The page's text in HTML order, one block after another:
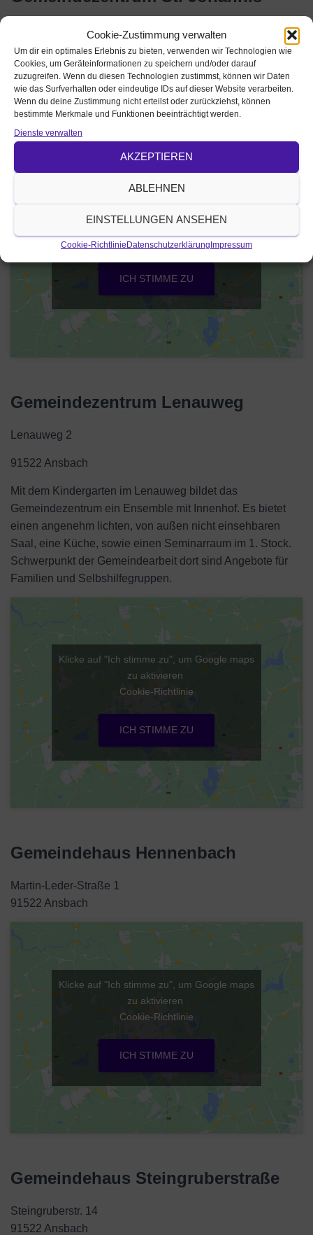
Cookie-Zustimmung verwalten
Um dir ein optimales Erlebnis zu bieten, verwenden wir Technologien wie
Cookies, um Geräteinformationen zu speichern und/oder darauf
zuzugreifen. Wenn du diesen Technologien zustimmst, können wir Daten
wie das Surfverhalten oder eindeutige IDs auf dieser Website verarbeiten.
Wenn du deine Zustimmung nicht erteilst oder zurückziehst, können
bestimmte Merkmale und Funktionen beeinträchtigt werden.
Dienste verwalten
AKZEPTIEREN
ABLEHNEN
EINSTELLUNGEN ANSEHEN
Cookie-RichtlinieDatenschutzerklärungImpressum
Schaitbergerstr. 6-8
91522 Ansbach
Das Gemeindezentrum St. Johannis befindet sich auf der
Nordseite der Johanniskirche direkt gegenüber, es wird in
2023 derzeit umfassend saniert und soll im Herbst neu
eröffnet werden.
zu aktivieren
Cookie-Richtlinie
ICH STIMME ZU
Gemeindezentrum Lenauweg
Lenauweg 2
91522 Ansbach
Mit dem Kindergarten im Lenauweg bildet das
Gemeindezentrum ein Ensemble mit Innenhof. Es bietet
einen angenehm lichten, von außen nicht einsehbaren
Saal, eine Küche, sowie einen Seminarraum im 1. Stock.
Schwerpunkt der Gemeindearbeit dort sind Angebote für
Familien und Selbshilfegruppen.
Klicke auf "Ich stimme zu", um Google maps
zu aktivieren
Cookie-Richtlinie
ICH STIMME ZU
Gemeindehaus Hennenbach
Martin-Leder-Straße 1
91522 Ansbach
Klicke auf "Ich stimme zu", um Google maps
zu aktivieren
Cookie-Richtlinie
ICH STIMME ZU
Gemeindehaus Steingruberstraße
Steingruberstr. 14
91522 Ansbach